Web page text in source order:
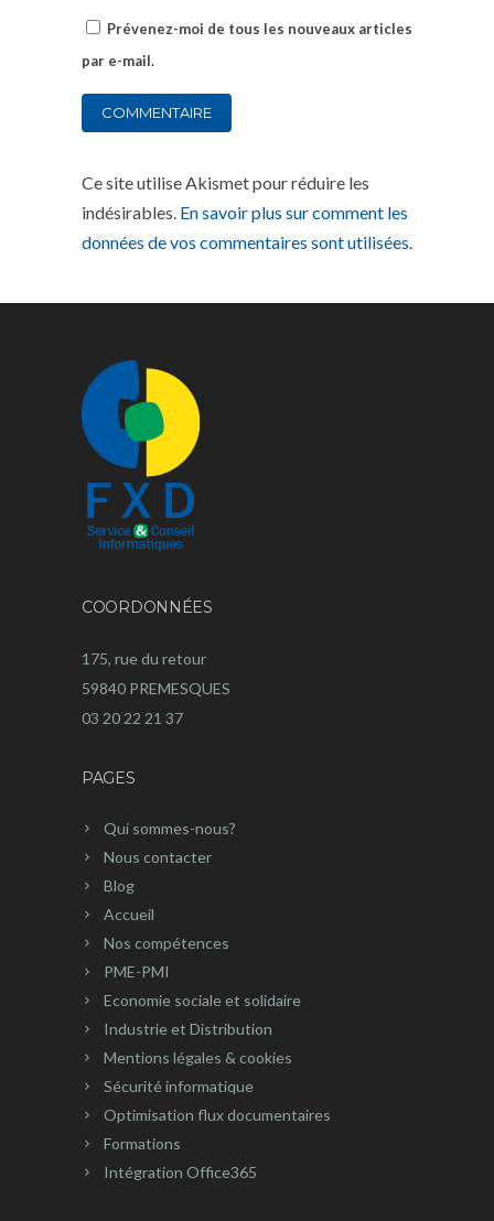
Prévenez-moi de tous les nouveaux articles
par e-mail.
Ce site utilise Akismet pour réduire les
indésirables. En savoir plus sur comment les
données de vos commentaires sont utilisées.
COORDONNÉES
175, rue du retour
59840 PREMESQUES
03 20 22 21 37
PAGES
Qui sommes-nous?
Nous contacter
Blog
Accueil
Nos compétences
PME-PMI
Economie sociale et solidaire
Industrie et Distribution
Mentions légales & cookies
Sécurité informatique
Optimisation flux documentaires
Formations
Intégration Office365